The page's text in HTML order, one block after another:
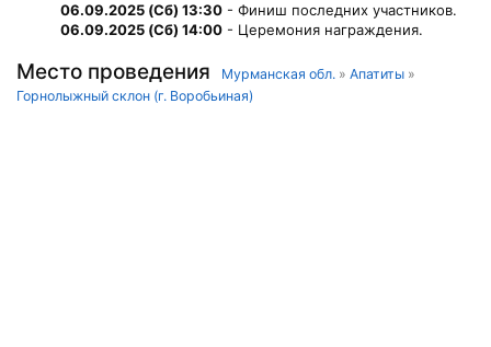
06.09.2025 (Сб) 13:30 - Финиш последних участников.
06.09.2025 (Сб) 14:00 - Церемония награждения.
Место проведения Мурманская обл. » Апатиты »
Горнолыжный склон (г. Воробьиная)